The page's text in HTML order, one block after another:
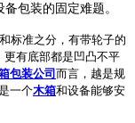
包装的固定难题。
标准之分，有带轮子的
有底部都是凹凸不平
包装公司 而言，越是规
一个木箱和设备能够安